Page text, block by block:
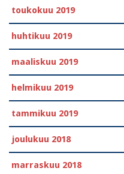
toukokuu 2019
huhtikuu 2019
maaliskuu 2019
helmikuu 2019
tammikuu 2019
joulukuu 2018
marraskuu 2018